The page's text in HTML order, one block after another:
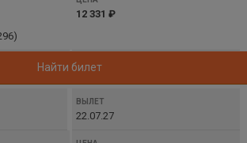
12 331 ₽
Найти билет
22.07.27